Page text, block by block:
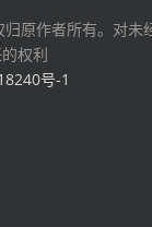
原作者所有。对未
权利
号-1